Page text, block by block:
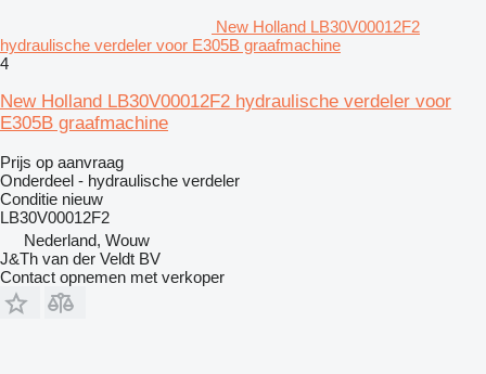
New Holland LB30V00012F2
hydraulische verdeler voor E305B graafmachine
4
New Holland LB30V00012F2 hydraulische verdeler voor
E305B graafmachine
Prijs op aanvraag
Onderdeel - hydraulische verdeler
Conditie nieuw
LB30V00012F2
Nederland, Wouw
J&Th van der Veldt BV
Contact opnemen met verkoper